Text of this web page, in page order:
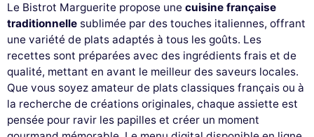
Le Bistrot Marguerite propose une cuisine française
traditionnelle sublimée par des touches italiennes, offrant
une variété de plats adaptés à tous les goûts. Les
recettes sont préparées avec des ingrédients frais et de
qualité, mettant en avant le meilleur des saveurs locales.
Que vous soyez amateur de plats classiques français ou à
la recherche de créations originales, chaque assiette est
pensée pour ravir les papilles et créer un moment